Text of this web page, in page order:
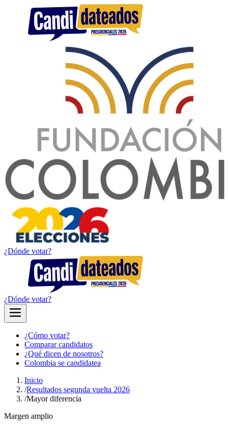
¿Dónde votar?
¿Dónde votar?
¿Cómo votar?
Comparar candidatos
¿Qué dicen de nosotros?
Colombia se candidatea
Inicio
/Resultados segunda vuelta 2026
/Mayor diferencia
Margen amplio